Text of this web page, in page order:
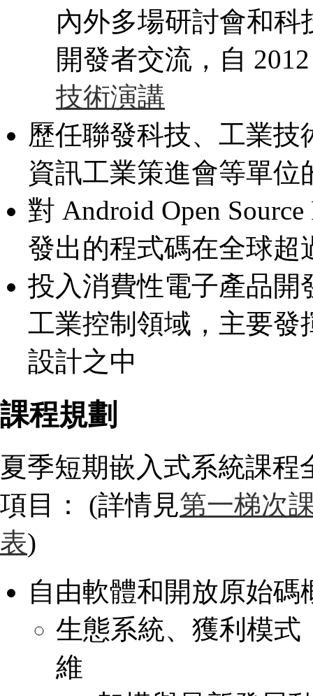
內外多場研討會和
開發者交流，自
技術演講
歷任聯發科技、工業
資訊工業策進會等單位
對 Android Open
發出的程式碼在全球超
投入消費性電子產品開
工業控制領域，主要發
設計之中
課程規劃
夏季短期嵌入式系統課
項目： (詳情見第一梯次
表)
自由軟體和開放原始碼
生態系統、獲利模式
維